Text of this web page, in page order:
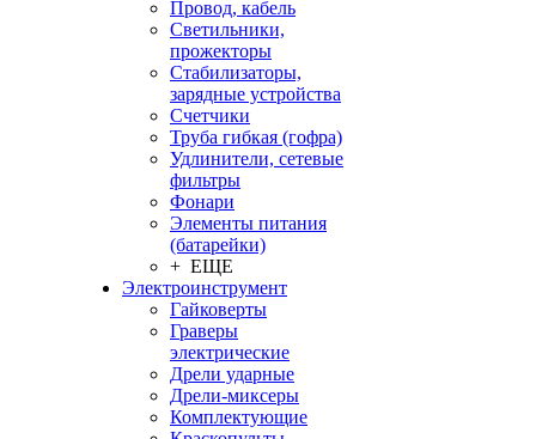
Провод, кабель
Светильники,
прожекторы
Стабилизаторы,
зарядные устройства
Счетчики
Труба гибкая (гофра)
Удлинители, сетевые
фильтры
Фонари
Элементы питания
(батарейки)
+ ЕЩЕ
Электроинструмент
Гайковерты
Граверы
электрические
Дрели ударные
Дрели-миксеры
Комплектующие